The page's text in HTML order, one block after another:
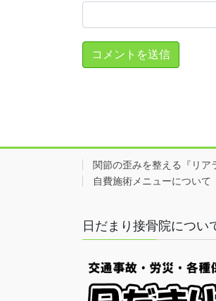
関節の歪みを整える『リア
自費施術メニューについて
日だまり接骨院につい